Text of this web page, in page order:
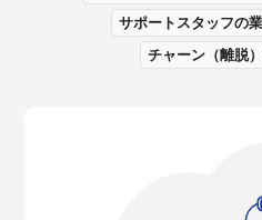
サポートスタッフの
チャーン（離脱